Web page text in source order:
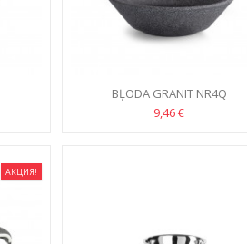
BĻODA GRANIT NR4Q
9,46 €
АКЦИЯ!